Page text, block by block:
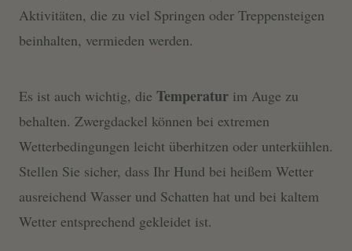
Aktivitäten, die zu viel Springen oder Treppensteigen
beinhalten, vermieden werden.
Es ist auch wichtig, die Temperatur im Auge zu
behalten. Zwergdackel können bei extremen
Wetterbedingungen leicht überhitzen oder unterkühlen.
Stellen Sie sicher, dass Ihr Hund bei heißem Wetter
ausreichend Wasser und Schatten hat und bei kaltem
Wetter entsprechend gekleidet ist.